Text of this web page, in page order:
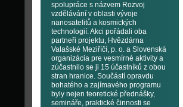
spolupráce s názvem Rozvoj
vzdělávání v oblasti vývoje
nanosatelitů a kosmických
technologií. Akci pořádali oba
partneři projektu, Hvězdárna
Valašské Meziříčí, p. o. a Slovenská
organizácia pre vesmírné aktivity a
zúčastnilo se ji 15 účastníků z obou
stran hranice. Součástí opravdu
bohatého a zajímavého programu
byly nejen teoretické přednášky,
semináře, praktické činnosti se